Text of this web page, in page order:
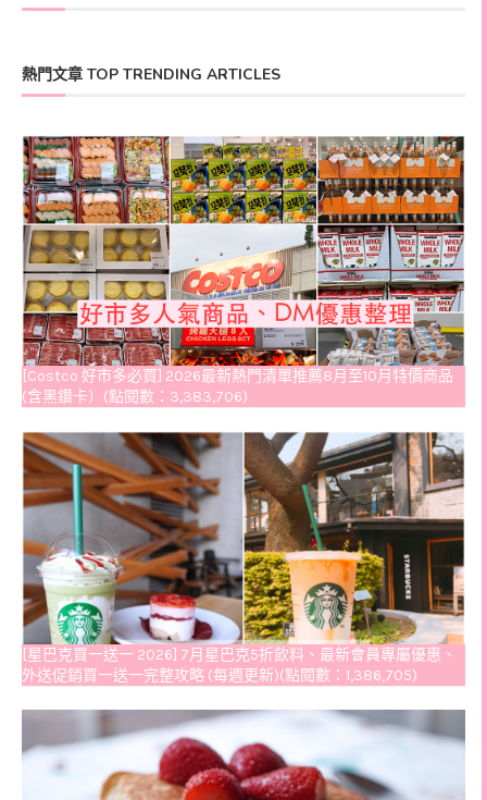
熱門文章 TOP TRENDING ARTICLES
[Costco 好市多必買] 2026最新熱門清單推薦8月至10月特價商品
(含黑鑽卡）(點閱數：3,383,706)
[星巴克買一送一 2026] 7月星巴克5折飲料、最新會員專屬優惠、
外送促銷買一送一完整攻略 (每週更新)(點閱數：1,386,705)